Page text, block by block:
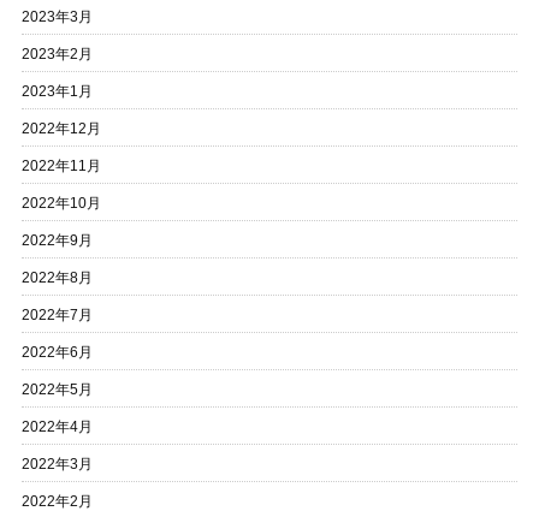
2023年3月
2023年2月
2023年1月
2022年12月
2022年11月
2022年10月
2022年9月
2022年8月
2022年7月
2022年6月
2022年5月
2022年4月
2022年3月
2022年2月